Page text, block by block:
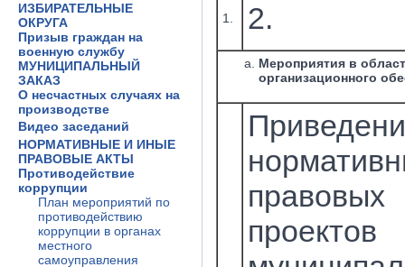
ИЗБИРАТЕЛЬНЫЕ
ОКРУГА
Призыв граждан на
военную службу
МУНИЦИПАЛЬНЫЙ
ЗАКАЗ
О несчастных случаях на
производстве
Видео заседаний
НОРМАТИВНЫЕ И ИНЫЕ
ПРАВОВЫЕ АКТЫ
Противодействие
коррупции
План мероприятий по
противодействию
коррупции в органах
местного
самоуправления
1. 2.
Мероприятия в
организационного
проектов